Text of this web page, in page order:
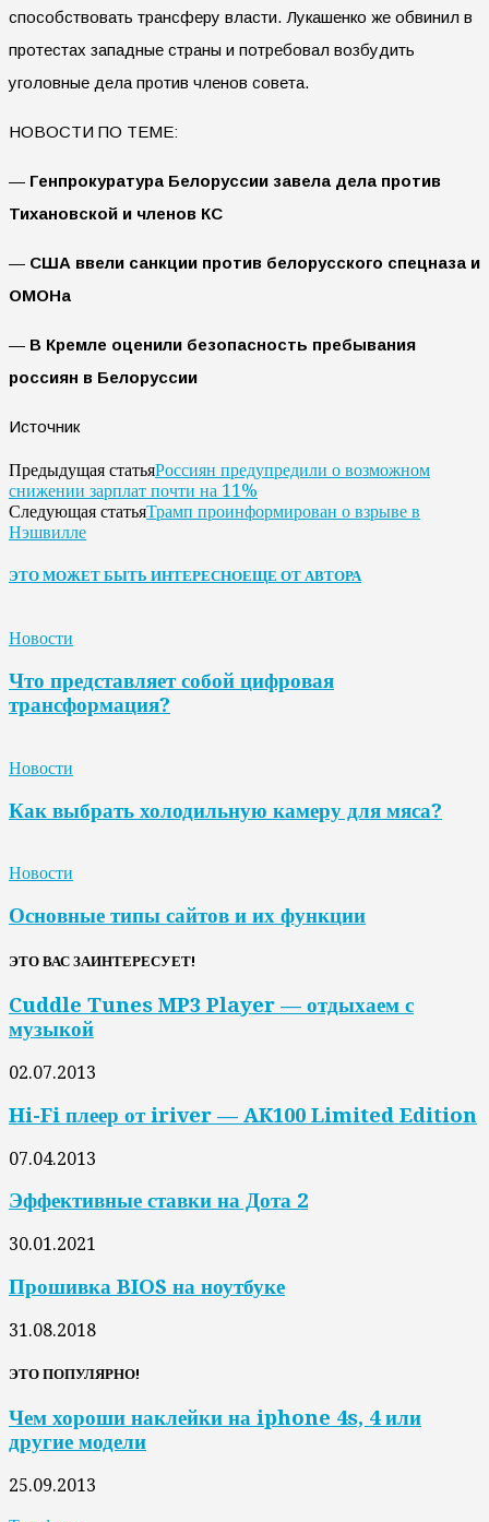
способствовать трансферу власти. Лукашенко же обвинил в
протестах западные страны и потребовал возбудить
уголовные дела против членов совета.
НОВОСТИ ПО ТЕМЕ:
— Генпрокуратура Белоруссии завела дела против
Тихановской и членов КС
— США ввели санкции против белорусского спецназа и
ОМОНа
— В Кремле оценили безопасность пребывания
россиян в Белоруссии
Источник
Предыдущая статьяРоссиян предупредили о возможном
снижении зарплат почти на 11%
Следующая статьяТрамп проинформирован о взрыве в
Нэшвилле
ЭТО МОЖЕТ БЫТЬ ИНТЕРЕСНОЕЩЕ ОТ АВТОРА
Новости
Что представляет собой цифровая
трансформация?
Новости
Как выбрать холодильную камеру для мяса?
Новости
Основные типы сайтов и их функции
ЭТО ВАС ЗАИНТЕРЕСУЕТ!
Cuddle Tunes MP3 Player — отдыхаем с
музыкой
02.07.2013
Hi-Fi плеер от iriver — AK100 Limited Edition
07.04.2013
Эффективные ставки на Дота 2
30.01.2021
Прошивка BIOS на ноутбуке
31.08.2018
ЭТО ПОПУЛЯРНО!
Чем хороши наклейки на iphone 4s, 4 или
другие модели
25.09.2013